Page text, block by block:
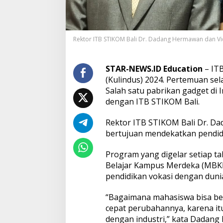
O
M
B
a
l
a
k
s
a
n
k
a
n
u
l
i
I
n
d
Rektor ITB STIKOM Bali Dr. Dadang Hermawan dan
STAR-NEWS.ID Education –
(Kulindus) 2024. Pertemuan
Salah satu pabrikan gadget di
dengan ITB STIKOM Bali.
Rektor ITB STIKOM Bali Dr.
bertujuan mendekatkan
Program yang digelar setiap
Belajar Kampus Merdeka
pendidikan vokasi dengan
“Bagaimana mahasiswa bisa
cepat perubahannya, karena
dengan industri,” kata Dadang